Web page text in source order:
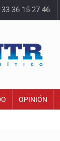
36 15 27 46
OPINIÓN